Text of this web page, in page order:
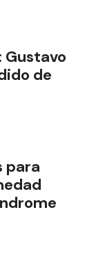
Gustavo
de
para